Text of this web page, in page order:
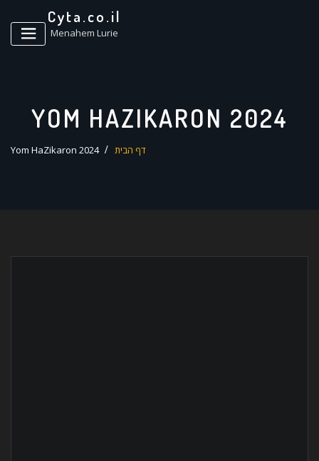
Cyta.co.il
Menahem Lurie
YOM HAZIKARON 2024
דף הבית Yom HaZikaron 2024